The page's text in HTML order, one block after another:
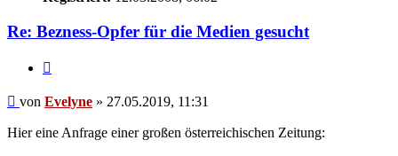
Re: Bezness-Opfer für die Medien gesucht
Beitrag
von Evelyne » 27.05.2019, 11:31
Hier eine Anfrage einer großen österreichischen Zeitung: